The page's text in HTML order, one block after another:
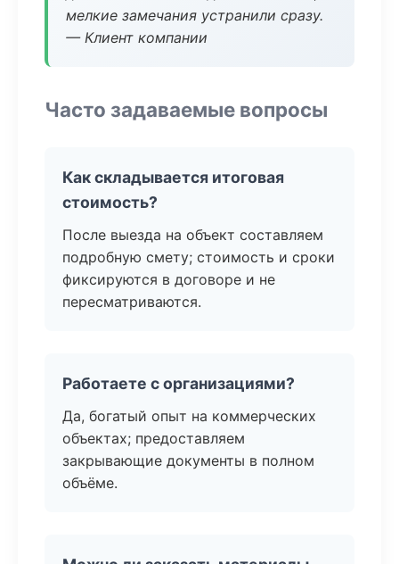
мелкие замечания устранили сразу.
— Клиент компании
Часто задаваемые вопросы
Как складывается итоговая
стоимость?
После выезда на объект составляем
подробную смету; стоимость и сроки
фиксируются в договоре и не
пересматриваются.
Работаете с организациями?
Да, богатый опыт на коммерческих
объектах; предоставляем
закрывающие документы в полном
объёме.